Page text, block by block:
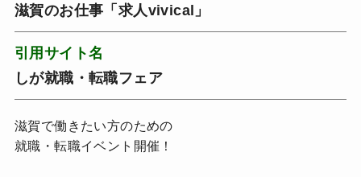
滋賀のお仕事「求人vivical」
引用サイト名
しが就職・転職フェア
滋賀で働きたい方のための
就職・転職イベント開催！